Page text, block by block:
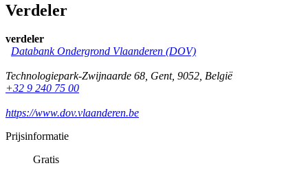
Verdeler
verdeler
Databank Ondergrond Vlaanderen (DOV)
Technologiepark-Zwijnaarde 68, Gent, 9052, België
+32 9 240 75 00
https://www.dov.vlaanderen.be
Prijsinformatie
Gratis